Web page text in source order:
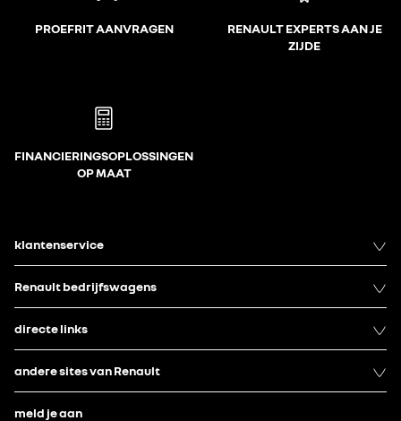
PROEFRIT AANVRAGEN
RENAULT EXPERTS AAN JE
ZIJDE
FINANCIERINGSOPLOSSINGEN
OP MAAT
klantenservice
Renault bedrijfswagens
directe links
andere sites van Renault
meld je aan